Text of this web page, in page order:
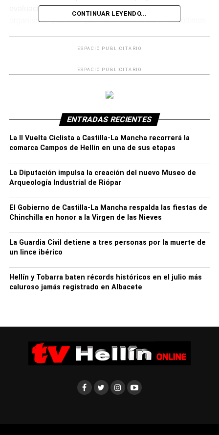
evaluación de accesibilidad cognitiva de
organismos públicos que viene realizando en los últimos
Así, son los propios usuarios de esta asociación
sociosanitaria los que están visitando, durante
dos sesiones, la zona de consultas externas del centro
sanitario para detectar los elementos que limitan la
accesibilidad así como para valorar las fortalezas
comunicativas del espacio.
de Hellín, César Alfaro, “uno de los
aspectos más interesantes de este proyecto es que lo
están realizando las propias personas
regional de Humanización, un programa
persigue la implantación de un nuevo
modelo de relación clínico-asistencial centrado en la
Así, con el avance de la accesibilidad cognitiva del
CONTINUAR LEYENDO...
ESPACIO PUBLICITARIO
ESPACIO PUBLICITARIO
ENTRADAS RECIENTES
La II Vuelta Ciclista a Castilla-La Mancha recorrerá la
comarca Campos de Hellín en una de sus etapas
La Diputación impulsa la creación del nuevo Museo de
Arqueología Industrial de Riópar
El Gobierno de Castilla-La Mancha respalda las fiestas de
Chinchilla en honor a la Virgen de las Nieves
La Guardia Civil detiene a tres personas por la muerte de
un lince ibérico
Hellín y Tobarra baten récords históricos en el julio más
caluroso jamás registrado en Albacete